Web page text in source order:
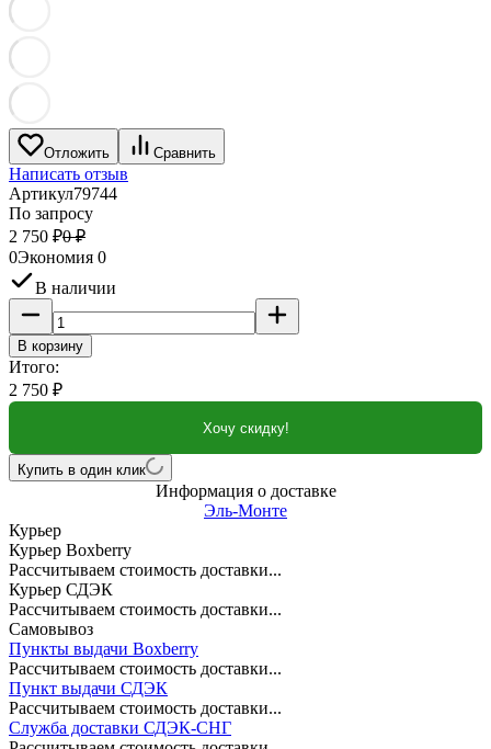
Отложить Сравнить
Написать отзыв
Артикул79744
По запросу
2 750 ₽0 ₽
0Экономия 0
В наличии
В корзину
Итого:
2 750 ₽
Хочу скидку!
Купить в один клик
Информация о доставке
Эль-Монте
Курьер
Курьер Boxberry
Рассчитываем стоимость доставки...
Курьер СДЭК
Рассчитываем стоимость доставки...
Самовывоз
Пункты выдачи Boxberry
Рассчитываем стоимость доставки...
Пункт выдачи СДЭК
Рассчитываем стоимость доставки...
Служба доставки СДЭК-СНГ